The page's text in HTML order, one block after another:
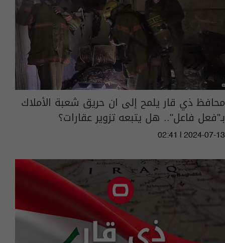
محافظ ذي قار يلمح إلى ان حريق شعبة الأملاك
بـ"فعل فاعل".. هل يتبعه تزوير عقارات؟
02:41 | 2024-07-13